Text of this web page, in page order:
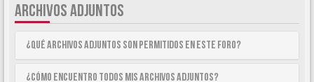
ARCHIVOS ADJUNTOS
¿Qué archivos adjuntos son permitidos en este foro?
¿Cómo encuentro todos mis archivos adjuntos?